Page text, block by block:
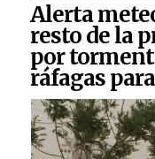
Alerta
resto de la
por
ráfagas